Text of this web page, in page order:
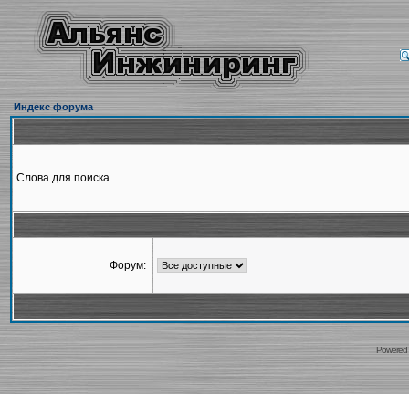
Индекс форума
Слова для поиска
Форум: